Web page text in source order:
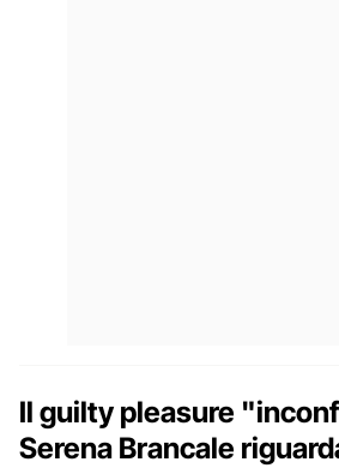
Il guilty pleasure
Serena Brancale